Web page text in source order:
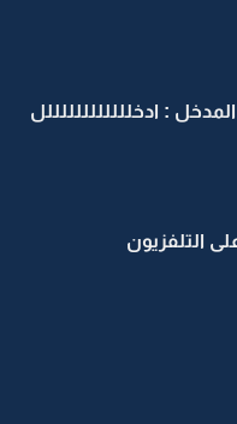
: ادخللللللللللللل
التلفزيون